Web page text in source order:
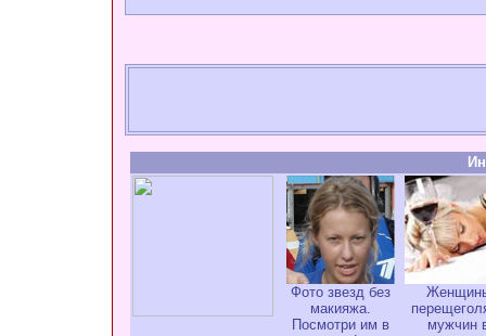
Фото звезд без
макияжа.
Посмотри им в
мужчин